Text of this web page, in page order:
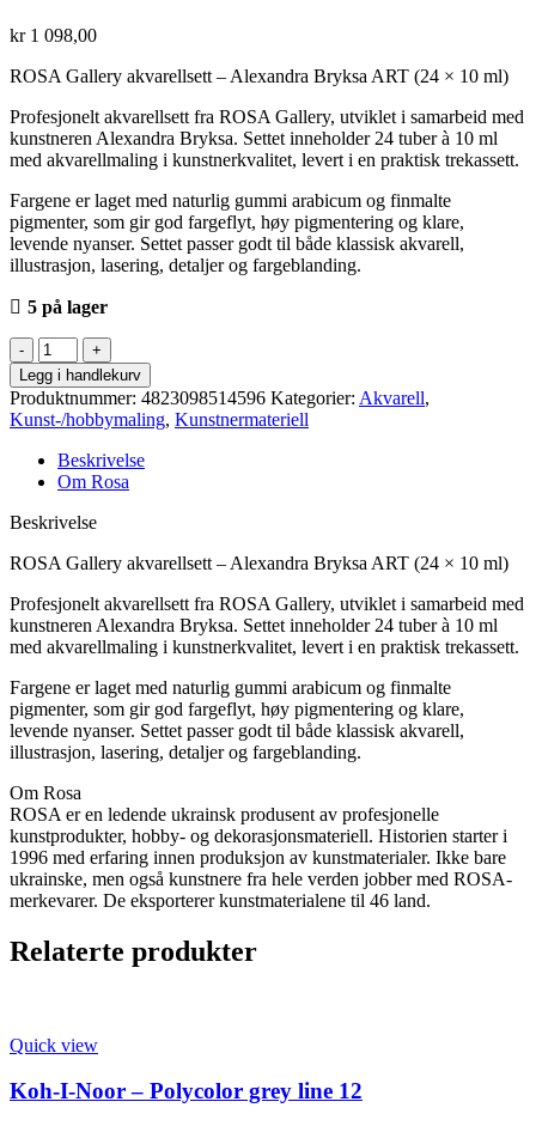
kr1 098,00
ROSA Gallery akvarellsett – Alexandra Bryksa ART (24 × 10 ml)
Profesjonelt akvarellsett fra ROSA Gallery, utviklet i samarbeid med
kunstneren Alexandra Bryksa. Settet inneholder 24 tuber à 10 ml
med akvarellmaling i kunstnerkvalitet, levert i en praktisk trekassett.
Fargene er laget med naturlig gummi arabicum og finmalte
pigmenter, som gir god fargeflyt, høy pigmentering og klare,
levende nyanser. Settet passer godt til både klassisk akvarell,
illustrasjon, lasering, detaljer og fargeblanding.
5 på lager
Rosa
-
Watercolour
gallery
AB
24x10ml
antall
Legg i handlekurv
Produktnummer: 4823098514596 Kategorier: Akvarell,
Kunst-/hobbymaling, Kunstnermateriell
Beskrivelse
Om Rosa
Beskrivelse
ROSA Gallery akvarellsett – Alexandra Bryksa ART (24 × 10 ml)
Profesjonelt akvarellsett fra ROSA Gallery, utviklet i samarbeid med
kunstneren Alexandra Bryksa. Settet inneholder 24 tuber à 10 ml
med akvarellmaling i kunstnerkvalitet, levert i en praktisk trekassett.
Fargene er laget med naturlig gummi arabicum og finmalte
pigmenter, som gir god fargeflyt, høy pigmentering og klare,
levende nyanser. Settet passer godt til både klassisk akvarell,
illustrasjon, lasering, detaljer og fargeblanding.
Om Rosa
ROSA er en ledende ukrainsk produsent av profesjonelle
kunstprodukter, hobby- og dekorasjonsmateriell. Historien starter i
1996 med erfaring innen produksjon av kunstmaterialer. Ikke bare
ukrainske, men også kunstnere fra hele verden jobber med ROSA-
merkevarer. De eksporterer kunstmaterialene til 46 land.
Relaterte produkter
Quick view
Koh-I-Noor – Polycolor grey line 12